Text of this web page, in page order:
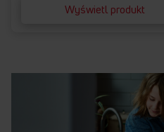
Wyświetl produkt